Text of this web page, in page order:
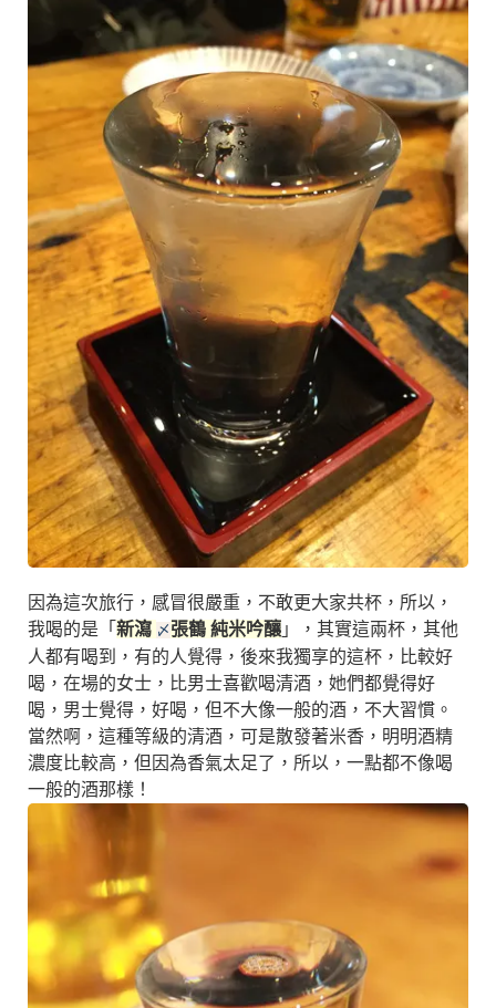
因為這次旅行，感冒很嚴重，不敢更大家共杯，所以，
我喝的是「 新瀉 〆 張鶴 純米吟釀 」，其實這兩杯，其他
人都有喝到，有的人覺得，後來我獨享的這杯，比較好
喝，在場的女士，比男士喜歡喝清酒，她們都覺得好
喝，男士覺得，好喝，但不大像一般的酒，不大習慣。
當然啊，這種等級的清酒，可是散發著米香，明明酒精
濃度比較高，但因為香氣太足了，所以，一點都不像喝
一般的酒那樣！